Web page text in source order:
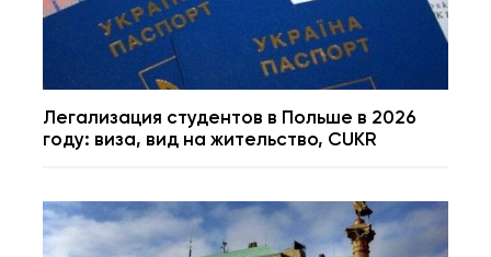
Легализация студентов в Польше в 2026
году: виза, вид на жительство, CUKR